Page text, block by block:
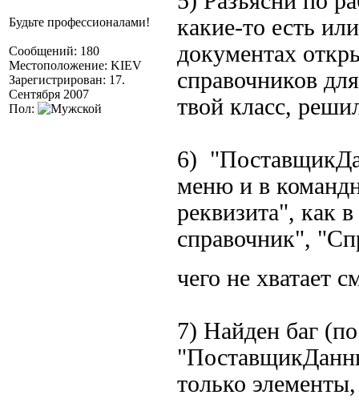
Будьте профессионалами!
Сообщений: 180
Местоположение: KIEV
Зарегистрирован: 17.
Сентября 2007
Пол:
какие-то есть
документах
справочников
твой класс,
6)
меню и в
реквизита", как
справочник",
чего не хватает
7) Найден баг
только